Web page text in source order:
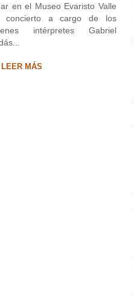
en el Museo Evaristo Valle
concierto a cargo de los
intérpretes Gabriel
LEER MÁS